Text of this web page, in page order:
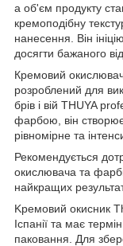
а об'єм продукту
кремоподібну
нанесення. Він
досягти бажаного
Кремовий
розроблений для
брів і вій THUYA
фарбою, він
рівномірне та
Рекомендується
окислювача та
найкращих
Kремовий окисник
Іспанії та має
паковання. Для